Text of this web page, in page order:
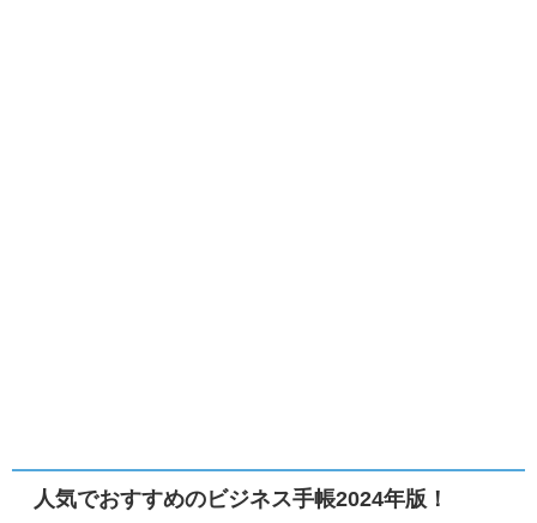
人気でおすすめのビジネス手帳2024年版！